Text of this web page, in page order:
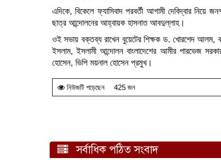
এদিকে, বিকেলে ফ্যাসিবাদ পরবর্তী আগামী দেবিদ্বার নিয়ে
ছাত্র আন্দোলনের আহ্বায়ক হাসনাত আবদুল্লাহ।
ওই সভায় বক্তব্য রাখেন বুয়েটের শিক্ষক ড. খোরশেদ আলম,
ইসলাম, ইসলামী আন্দোলন বাংলাদেশের আমীর পারভেজ
হোসেন, ভিপি ময়নাল হোসেন প্রমুখ।
নিউজটি পড়েছেন 425 জন
সর্বাধিক পঠিত সংবাদ